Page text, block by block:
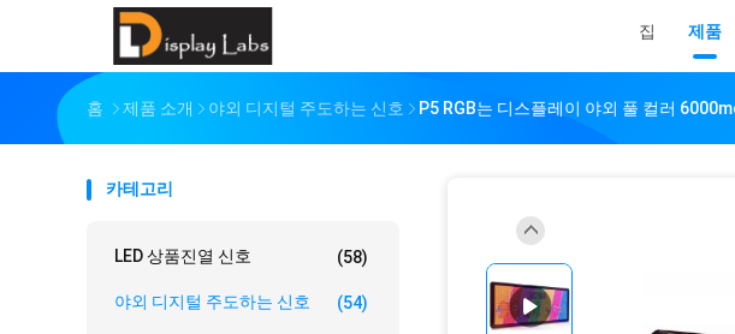
집 제품
홈 제품 소개 야외 디지털 주도하는 신호 P5 RGB는 디스플레이 야외 풀 컬러
카테고리
LED 상품진열 신호 (58)
야외 디지털 주도하는 신호 (54)